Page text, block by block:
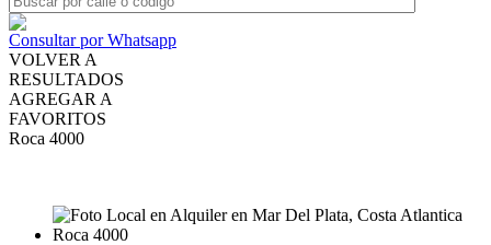
Consultar por Whatsapp
VOLVER A
RESULTADOS
AGREGAR A
FAVORITOS
Roca 4000